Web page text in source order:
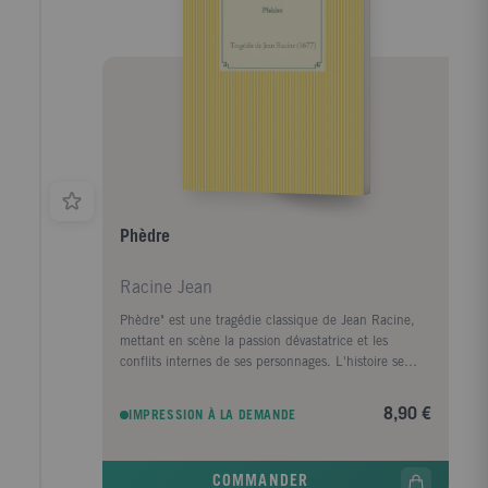
Phèdre
Racine Jean
Phèdre" est une tragédie classique de Jean Racine,
mettant en scène la passion dévastatrice et les
conflits internes de ses personnages. L'histoire se
l'épouse de Thésée, roi d'Athènes. Consommée par
IMPRESSION À LA DEMANDE 8,90 €
COMMANDER